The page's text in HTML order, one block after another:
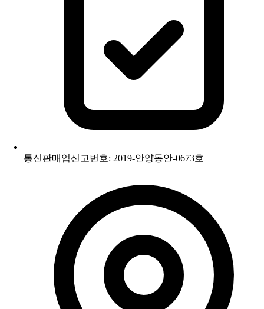
통신판매업신고번호: 2019-안양동안-0673호